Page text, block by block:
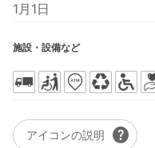
アイコンの説明 help
1月1日
施設・設備など